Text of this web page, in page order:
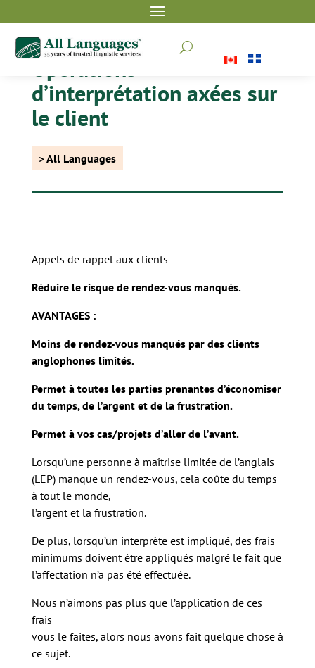
U
Opérations
d’interprétation axées sur
le client
> All Languages
Appels de rappel aux clients
Réduire le risque de rendez-vous manqués.
AVANTAGES :
Moins de rendez-vous manqués par des clients
anglophones limités.
Permet à toutes les parties prenantes d’économiser
du temps, de l’argent et de la frustration.
Permet à vos cas/projets d’aller de l’avant.
Lorsqu’une personne à maîtrise limitée de l’anglais
(LEP) manque un rendez-vous, cela coûte du temps
à tout le monde,
l’argent et la frustration.
De plus, lorsqu’un interprète est impliqué, des frais
minimums doivent être appliqués malgré le fait que
l’affectation n’a pas été effectuée.
Nous n’aimons pas plus que l’application de ces
frais
vous le faites, alors nous avons fait quelque chose à
ce sujet.